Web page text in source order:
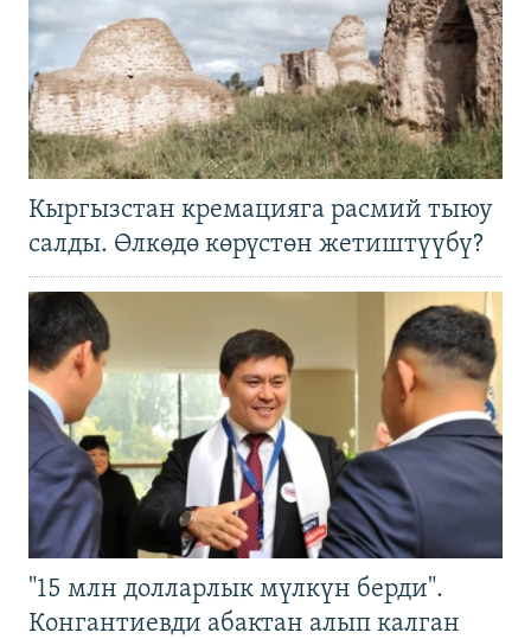
Кыргызстан кремацияга расмий тыюу
салды. Өлкөдө көрүстөн жетиштүүбү?
"15 млн долларлык мүлкүн берди".
Конгантиевди абактан алып калган